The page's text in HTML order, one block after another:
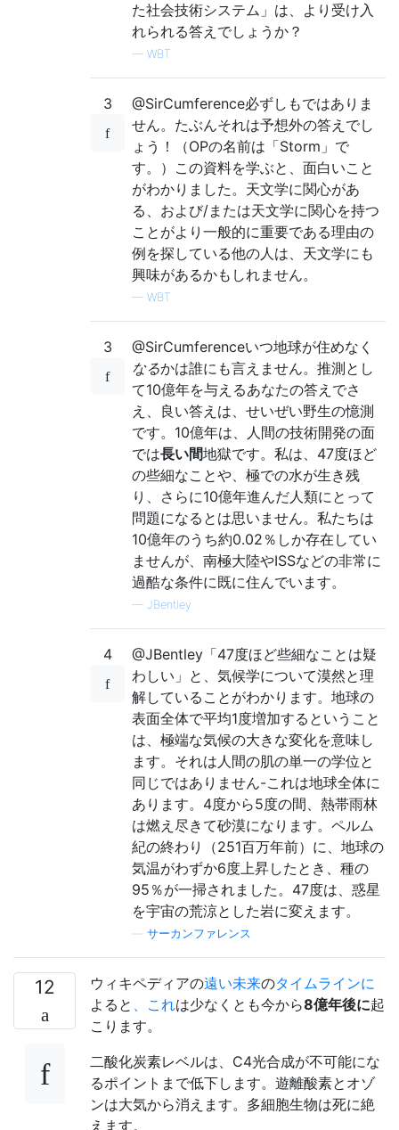
た社会技術システム」は、より受け入
れられる答えでしょうか？
— WBT
3
@SirCumference必ずしもではありま
せん。たぶんそれは予想外の答えでし
ょう！（OPの名前は「Storm」で
す。）この資料を学ぶと、面白いこと
がわかりました。天文学に関心があ
る、および/または天文学に関心を持つ
ことがより一般的に重要である理由の
例を探している他の人は、天文学にも
興味があるかもしれません。
— WBT
3
@SirCumferenceいつ地球が住めなく
なるかは誰にも言えません。推測とし
て10億年を与えるあなたの答えでさ
え、良い答えは、せいぜい野生の憶測
です。10億年は、人間の技術開発の面
では長い間地獄です。私は、47度ほど
の些細なことや、極での水が生き残
り、さらに10億年進んだ人類にとって
問題になるとは思いません。私たちは
10億年のうち約0.02％しか存在してい
ませんが、南極大陸やISSなどの非常に
過酷な条件に既に住んでいます。
— JBentley
4
@JBentley「47度ほど些細なことは疑
わしい」と、気候学について漠然と理
解していることがわかります。地球の
表面全体で平均1度増加するということ
は、極端な気候の大きな変化を意味し
ます。それは人間の肌の単一の学位と
同じではありません-これは地球全体に
あります。4度から5度の間、熱帯雨林
は燃え尽きて砂漠になります。ペルム
紀の終わり（251百万年前）に、地球の
気温がわずか6度上昇したとき、種の
95％が一掃されました。47度は、惑星
を宇宙の荒涼とした岩に変えます。
サーカンファレンス
12 ウィキペディアの遠い未来のタイムラインに
よると 、これは少なくとも今から8億年後に起
こります。
二酸化炭素レベルは、C4光合成が不可能にな
るポイントまで低下します。遊離酸素とオゾ
ンは大気から消えます。多細胞生物は死に絶
えます。